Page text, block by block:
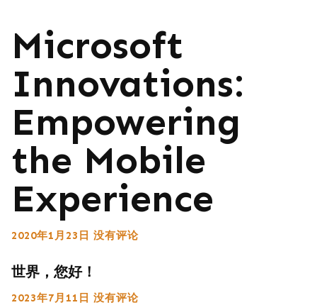
Microsoft
Innovations:
Empowering
the Mobile
Experience
2020年1月23日 没有评论
世界，您好！
2023年7月11日 没有评论